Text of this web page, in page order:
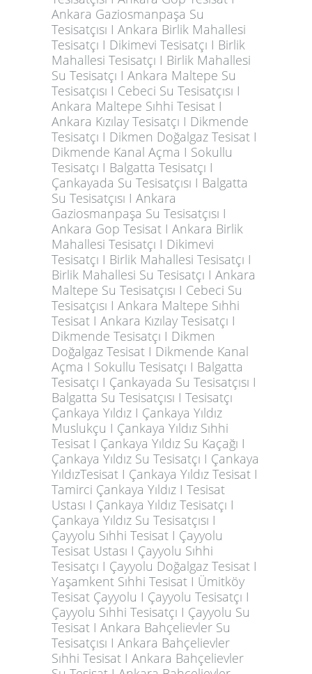
Ankara Gaziosmanpaşa Su
Tesisatçısı I Ankara Birlik Mahallesi
Tesisatçı I Dikimevi Tesisatçı I Birlik
Mahallesi Tesisatçı I Birlik Mahallesi
Su Tesisatçı I Ankara Maltepe Su
Tesisatçısı I Cebeci Su Tesisatçısı I
Ankara Maltepe Sıhhi Tesisat I
Ankara Kızılay Tesisatçı I Dikmende
Tesisatçı I Dikmen Doğalgaz Tesisat I
Dikmende Kanal Açma I Sokullu
Tesisatçı I Balgatta Tesisatçı I
Çankayada Su Tesisatçısı I Balgatta
Su Tesisatçısı I Ankara
Gaziosmanpaşa Su Tesisatçısı I
Ankara Gop Tesisat I Ankara Birlik
Mahallesi Tesisatçı I Dikimevi
Tesisatçı I Birlik Mahallesi Tesisatçı I
Birlik Mahallesi Su Tesisatçı I Ankara
Maltepe Su Tesisatçısı I Cebeci Su
Tesisatçısı I Ankara Maltepe Sıhhi
Tesisat I Ankara Kızılay Tesisatçı I
Dikmende Tesisatçı I Dikmen
Doğalgaz Tesisat I Dikmende Kanal
Açma I Sokullu Tesisatçı I Balgatta
Tesisatçı I Çankayada Su Tesisatçısı I
Balgatta Su Tesisatçısı I Tesisatçı
Çankaya Yıldız I Çankaya Yıldız
Muslukçu I Çankaya Yıldız Sıhhi
Tesisat I Çankaya Yıldız Su Kaçağı I
Çankaya Yıldız Su Tesisatçı I Çankaya
YıldızTesisat I Çankaya Yıldız Tesisat I
Tamirci Çankaya Yıldız I Tesisat
Ustası I Çankaya Yıldız Tesisatçı I
Çankaya Yıldız Su Tesisatçısı I
Çayyolu Sıhhi Tesisat I Çayyolu
Tesisat Ustası I Çayyolu Sıhhi
Tesisatçı I Çayyolu Doğalgaz Tesisat I
Yaşamkent Sıhhi Tesisat I Ümitköy
Tesisat Çayyolu I Çayyolu Tesisatçı I
Çayyolu Sıhhi Tesisatçı I Çayyolu Su
Tesisat I Ankara Bahçelievler Su
Tesisatçısı I Ankara Bahçelievler
Sıhhi Tesisat I Ankara Bahçelievler